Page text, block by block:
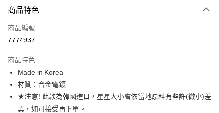
信用卡一次付款
超商取貨付款
Apple Pay
街口支付
悠遊付
商品特色
商品編號
7774937
商品特色
Made in Korea
材質：合金電鍍
★注意! 此款為韓國進口，星星大小會依當地原料有些許(微小)差
異，如可接受再下單。